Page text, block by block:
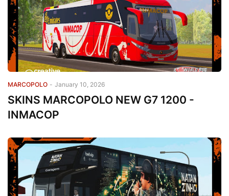
MARCOPOLO - January 10, 2026
SKINS MARCOPOLO NEW G7 1200 -
INMACOP